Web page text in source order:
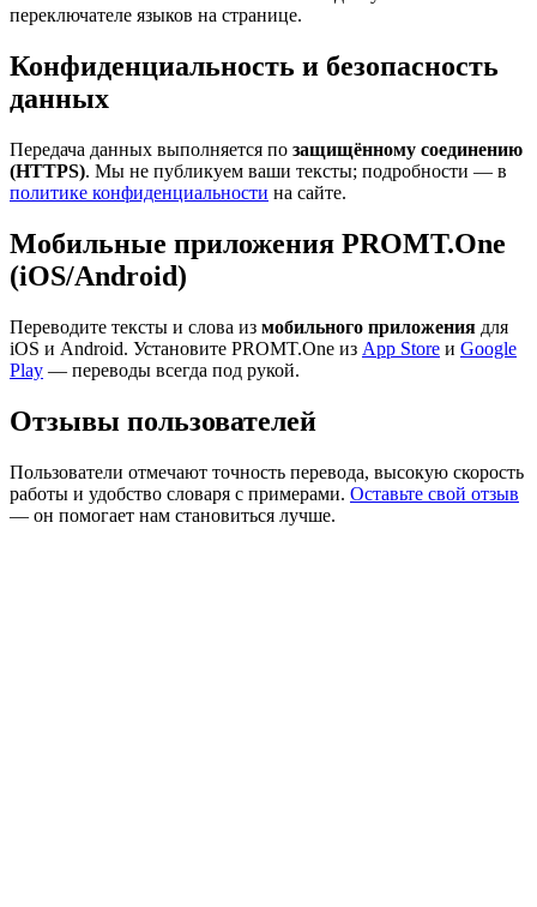
переключателе языков на странице.
Конфиденциальность и безопасность
данных
Передача данных выполняется по защищённому соединению
(HTTPS). Мы не публикуем ваши тексты; подробности — в
политике конфиденциальности на сайте.
Мобильные приложения PROMT.One
(iOS/Android)
Переводите тексты и слова из мобильного приложения для
iOS и Android. Установите PROMT.One из App Store и Google
Play — переводы всегда под рукой.
Отзывы пользователей
Пользователи отмечают точность перевода, высокую скорость
работы и удобство словаря с примерами. Оставьте свой отзыв
— он помогает нам становиться лучше.